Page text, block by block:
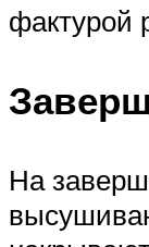
фактурой
На